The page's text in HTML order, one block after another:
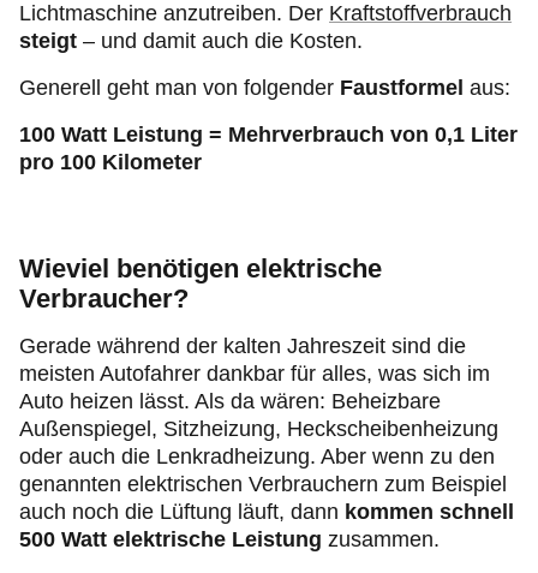
Lichtmaschine anzutreiben. Der Kraftstoffverbrauch
steigt – und damit auch die Kosten.
Generell geht man von folgender Faustformel aus:
100 Watt Leistung = Mehrverbrauch von 0,1 Liter
pro 100 Kilometer
Wieviel benötigen elektrische
Verbraucher?
Gerade während der kalten Jahreszeit sind die
meisten Autofahrer dankbar für alles, was sich im
Auto heizen lässt. Als da wären: Beheizbare
Außenspiegel, Sitzheizung, Heckscheibenheizung
oder auch die Lenkradheizung. Aber wenn zu den
genannten elektrischen Verbrauchern zum Beispiel
auch noch die Lüftung läuft, dann kommen schnell
500 Watt elektrische Leistung zusammen.